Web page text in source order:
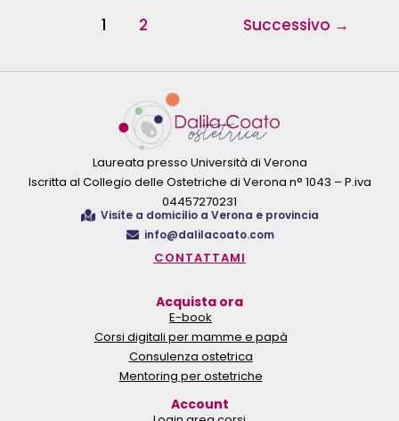
1 2 Successivo →
Laureata presso Università di Verona
Iscritta al Collegio delle Ostetriche di Verona n° 1043 – P.iva
04457270231
Visite a domicilio a Verona e provincia
info@dalilacoato.com
CONTATTAMI
Acquista ora
E-book
Corsi digitali per mamme e papà
Consulenza ostetrica
Mentoring per ostetriche
Account